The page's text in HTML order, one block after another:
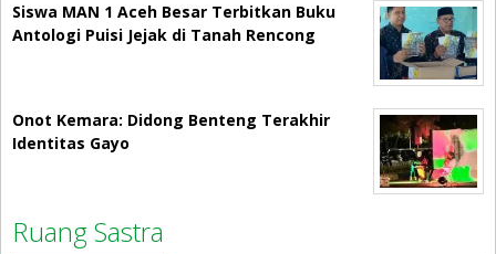
Siswa MAN 1 Aceh Besar Terbitkan Buku
Antologi Puisi Jejak di Tanah Rencong
Onot Kemara: Didong Benteng Terakhir
Identitas Gayo
Ruang Sastra